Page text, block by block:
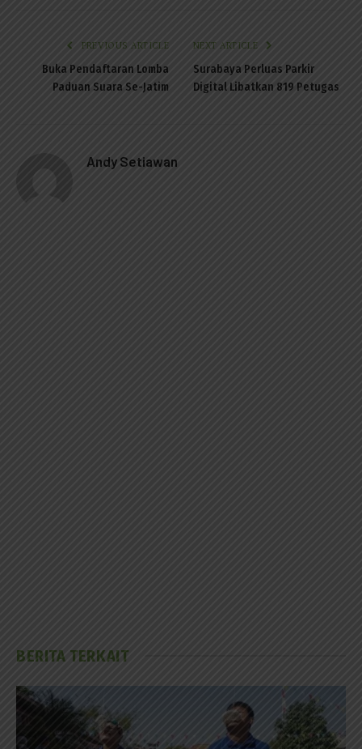
PREVIOUS ARTICLE
Buka Pendaftaran Lomba
Paduan Suara Se-Jatim
NEXT ARTICLE
Surabaya Perluas Parkir
Digital Libatkan 819 Petugas
Andy Setiawan
BERITA TERKAIT